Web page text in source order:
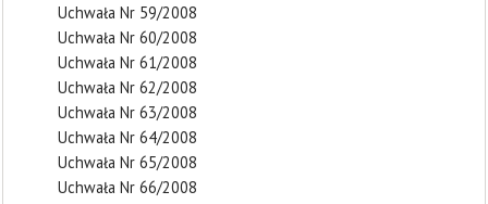
Uchwała Nr 59/2008
Uchwała Nr 60/2008
Uchwała Nr 61/2008
Uchwała Nr 62/2008
Uchwała Nr 63/2008
Uchwała Nr 64/2008
Uchwała Nr 65/2008
Uchwała Nr 66/2008